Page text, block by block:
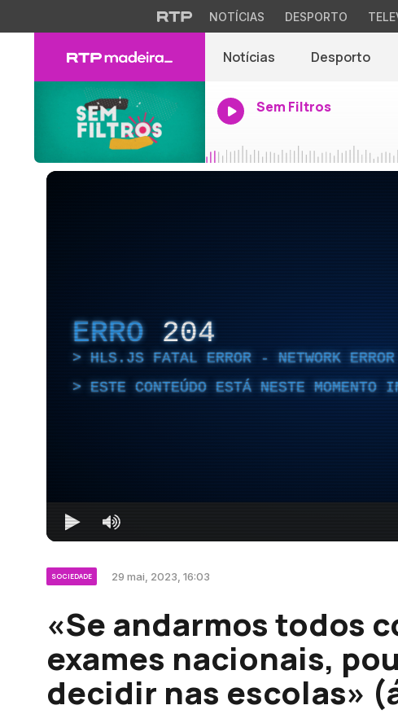
NOTÍCIAS DESPORTO
Notícias Desporto
Sem Filtros
ERRO 204
HLS.JS FATAL ERROR - NETWORK ERROR
ESTE CONTEÚDO ESTÁ NESTE MOMENTO
SOCIEDADE 29 mai, 2023, 16:03
«Se andarmos todos
exames nacionais,
decidir nas escolas»